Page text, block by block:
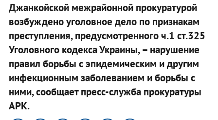
Джанкойской межрайонной прокуратурой
возбуждено уголовное дело по признакам
преступления, предусмотренного ч.1 ст.325
Уголовного кодекса Украины, – нарушение
правил борьбы с эпидемическим и другим
инфекционным заболеванием и борьбы с
ними, сообщает пресс-служба прокуратуры
АРК.